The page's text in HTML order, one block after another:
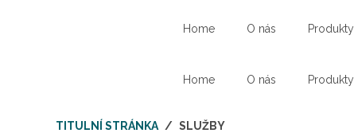
Home O nás Produkty
Home O nás Produkty
TITULNÍ STRÁNKA / SLUŽBY